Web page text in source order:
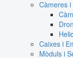
Càmeres
Caixes i
Mòduls i